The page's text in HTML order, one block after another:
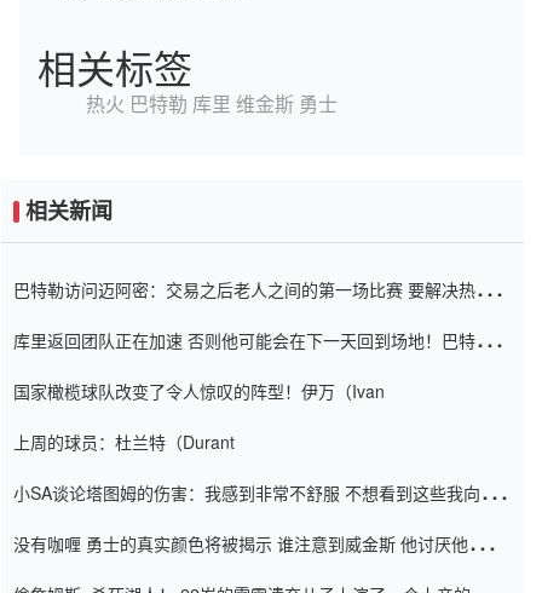
相关标签
热火 巴特勒 库里 维金斯 勇士
相关新闻
巴特勒访问迈阿密：交易之后老人之间的第一场比赛 要解决热情的
库里返回团队正在加速 否则他可能会在下一天回到场地！巴特勒迈
国家橄榄球队改变了令人惊叹的阵型！伊万（Ivan
上周的球员：杜兰特（Durant
小SA谈论塔图姆的伤害：我感到非常不舒服 不想看到这些我向他
没有咖喱 勇士的真实颜色将被揭示 谁注意到威金斯 他讨厌他的老